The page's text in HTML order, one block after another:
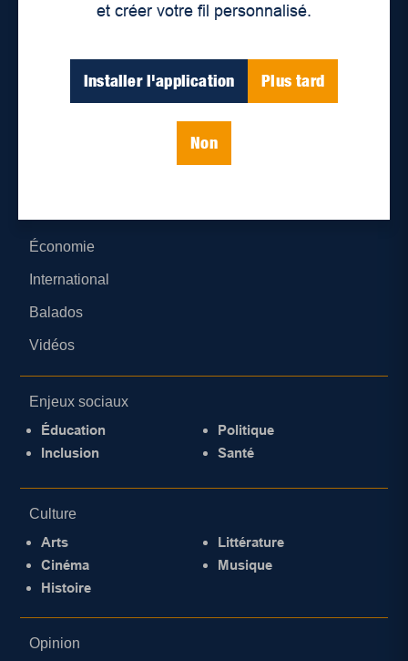
et créer votre fil personnalisé.
Installer l'application Plus tard
Non
Économie
International
Balados
Vidéos
Enjeux sociaux
Éducation
Inclusion
Politique
Santé
Culture
Arts
Cinéma
Histoire
Littérature
Musique
Opinion